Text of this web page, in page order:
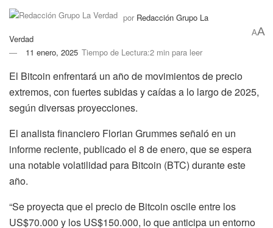
por Redacción Grupo La
Verdad
11 enero, 2025 Tiempo de Lectura:2 min para leer
AA
El Bitcoin enfrentará un año de movimientos de precio
extremos, con fuertes subidas y caídas a lo largo de 2025,
según diversas proyecciones.
El analista financiero Florian Grummes señaló en un
informe reciente, publicado el 8 de enero, que se espera
una notable volatilidad para Bitcoin (BTC) durante este
año.
“Se proyecta que el precio de Bitcoin oscile entre los
US$70.000 y los US$150.000, lo que anticipa un entorno